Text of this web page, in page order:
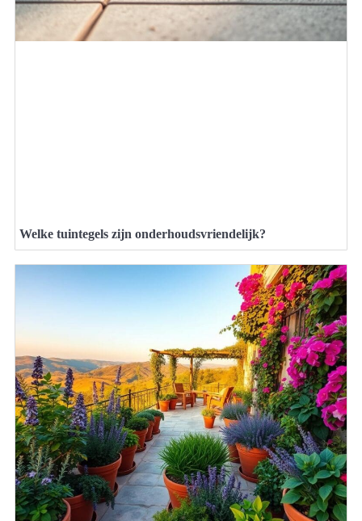
Welke tuintegels zijn onderhoudsvriendelijk?